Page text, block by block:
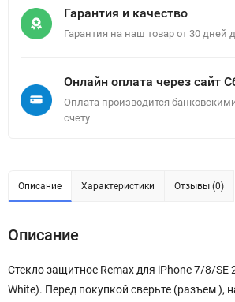
Гарантия и качество
Гарантия на наш товар от 30 дней
Онлайн оплата через сайт
Оплата производится
счету
Описание Характеристики Отзывы (0)
Описание
Стекло защитное Remax для iPhone 7/8/SE
White). Перед покупкой сверьте (разъем ),